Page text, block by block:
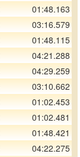
01:48.163
03:16.579
01:48.115
04:21.288
04:29.259
03:10.662
01:02.453
01:02.481
01:48.421
04:22.275